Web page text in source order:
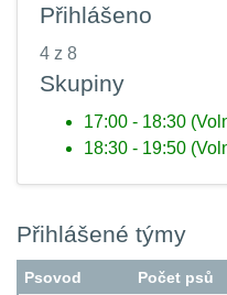
Přihlášeno
4 z 8
Skupiny
17:00 - 18:30
18:30 - 19:50
Přihlášené týmy
Psovod Počet psů